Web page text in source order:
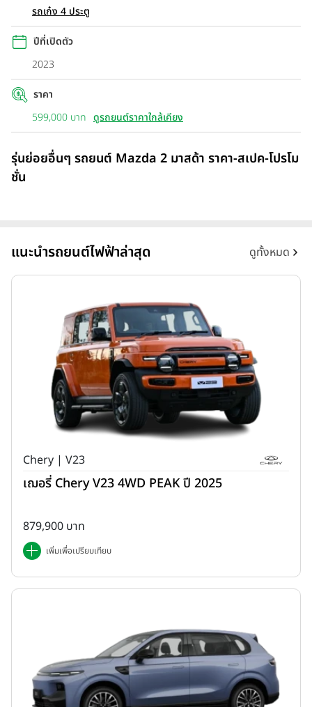
รถเก๋ง 4 ประตู
ปีที่เปิดตัว
2023
ราคา
599,000 บาท ดูรถยนต์ราคาใกล้เคียง
รุ่นย่อยอื่นๆ รถยนต์ Mazda 2 มาสด้า ราคา-สเปค-โปรโม
ชั่น
แนะนำรถยนต์ไฟฟ้าล่าสุด ดูทั้งหมด
Chery | V23
เฌอรี่ Chery V23 4WD PEAK ปี 2025
879,900 บาท
เพิ่มเพื่อเปรียบเทียบ